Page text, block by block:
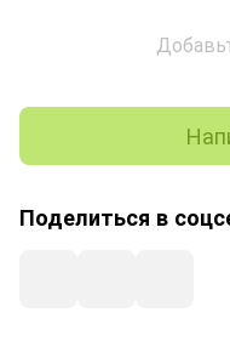
Поделиться в